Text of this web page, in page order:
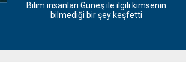
Bilim insanları Güneş ile ilgili kimsenin
bilmediği bir şey keşfetti